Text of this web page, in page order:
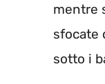
mentre
sfocate
sotto i